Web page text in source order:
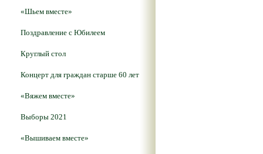
«Шьем вместе»
Поздравление с Юбилеем
Круглый стол
Концерт для граждан старше 60 лет
«Вяжем вместе»
Выборы 2021
«Вышиваем вместе»